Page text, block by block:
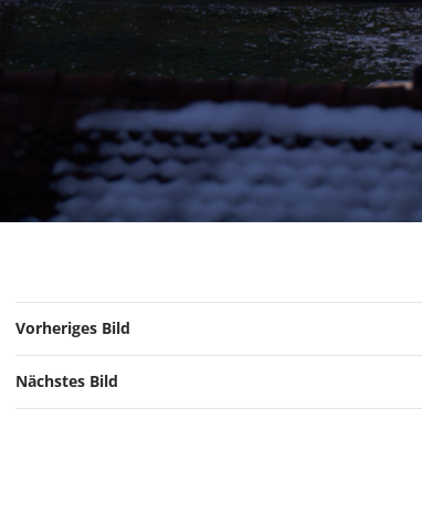
Vorheriges Bild
Nächstes Bild